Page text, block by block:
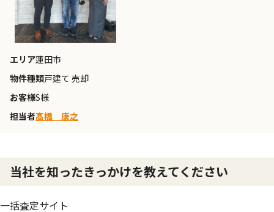
エリア蓮田市
物件種類戸建て 売却
お客様S様
担当者髙橋 康之
当社を知ったきっかけを教えてください
一括査定サイト